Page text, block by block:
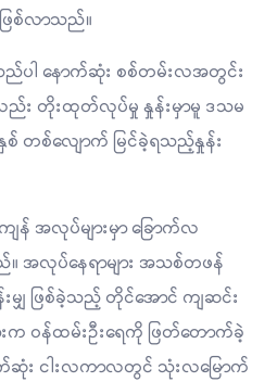
ြစ်လာသည်။
ည်ပါ နောက်ဆုံး စစ်တမ်းလအတွင်း
ည်း တိုးထုတ်လုပ်မှု နှုန်းမှာမူ ဒသမ
နှစ် တစ်လျောက် မြင်ခဲ့ရသည့်နှုန်း
အလုပ်များမှာ ခြောက်လ
လုပ်နေရာများ အသစ်တဖန်
မျှ ဖြစ်ခဲ့သည့် တိုင်အောင် ကျဆင်း
က ဝန်ထမ်းဦးရေကို ဖြတ်တောက်ခဲ့
ဆုံး ငါးလကာလတွင် သုံးလမြောက်